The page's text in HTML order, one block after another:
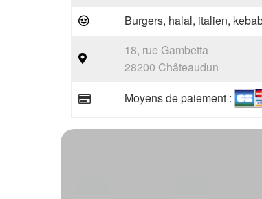
Burgers, halal, italien,
18, rue Gambetta
28200 Châteaudun
Moyens de paiement :